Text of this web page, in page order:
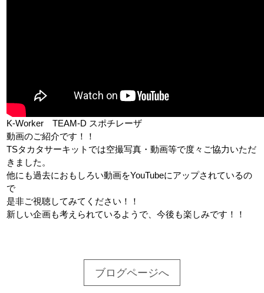
K-Worker TEAM-D スポチレーザ
動画のご紹介です！！
TSタカタサーキットでは空撮写真・動画等で度々ご協力いただ
きました。
他にも過去におもしろい動画をYouTubeにアップされているの
で
是非ご視聴してみてください！！
新しい企画も考えられているようで、今後も楽しみです！！
ブログページへ